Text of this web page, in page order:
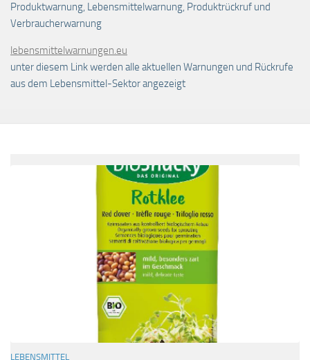
Produktwarnung, Lebensmittelwarnung, Produktrückruf und
Verbraucherwarnung
lebensmittelwarnungen.eu
unter diesem Link werden alle aktuellen Warnungen und Rückrufe
aus dem Lebensmittel-Sektor angezeigt
LEBENSMITTEL